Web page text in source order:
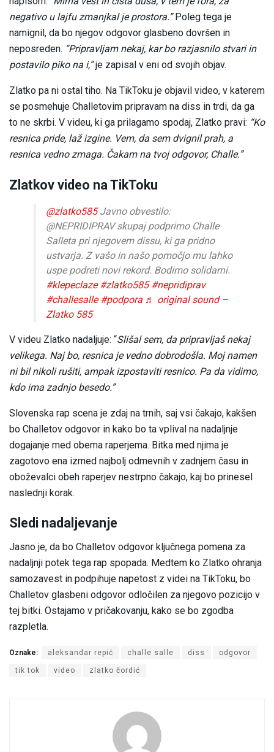
negativo u lajfu zmanjkal je prostora.”Poleg tega je
namignil, da bo njegov odgovor glasbeno dovršen in
neposreden. “Pripravljam nekaj, kar bo razjasnilo stvari in
postavilo piko na i,”je zapisal v eni od svojih objav.
Zlatko pa ni ostal tiho. Na TikToku je objavil video, v katerem
se posmehuje Challetovim pripravam na diss in trdi, da ga
to ne skrbi. V videu, ki ga prilagamo spodaj, Zlatko pravi: “Ko
resnica pride, laž izgine. Vem, da sem dvignil prah, a
resnica vedno zmaga. Čakam na tvoj odgovor, Challe.”
Zlatkov video na TikToku
@zlatko585Javno obvestilo:
@NEPRIDIPRAV skupaj podprimo Challe
Salleta pri njegovem dissu, ki ga pridno
ustvarja. Z vašo in našo pomočjo mu lahko
uspe podreti novi rekord. Bodimo solidarni.
#klepeclaze #zlatko585 #nepridiprav
#challesalle #podpora ♬ original sound –
Zlatko 585
V videu Zlatko nadaljuje: “Slišal sem, da pripravljaš nekaj
velikega. Naj bo, resnica je vedno dobrodošla. Moj namen
ni bil nikoli rušiti, ampak izpostaviti resnico. Pa da vidimo,
kdo ima zadnjo besedo.”
Slovenska rap scena je zdaj na trnih, saj vsi čakajo, kakšen
bo Challetov odgovor in kako bo ta vplival na nadaljnje
dogajanje med obema raperjema. Bitka med njima je
zagotovo ena izmed najbolj odmevnih v zadnjem času in
oboževalci obeh raperjev nestrpno čakajo, kaj bo prinesel
naslednji korak.
Sledi nadaljevanje
Jasno je, da bo Challetov odgovor ključnega pomena za
nadaljnji potek tega rap spopada. Medtem ko Zlatko ohranja
samozavest in podpihuje napetost z videi na TikToku, bo
Challetov glasbeni odgovor odločilen za njegovo pozicijo v
tej bitki. Ostajamo v pričakovanju, kako se bo zgodba
razpletla.
Oznake: aleksandar repić challe salle diss odgovor
tik tok video zlatko čordić